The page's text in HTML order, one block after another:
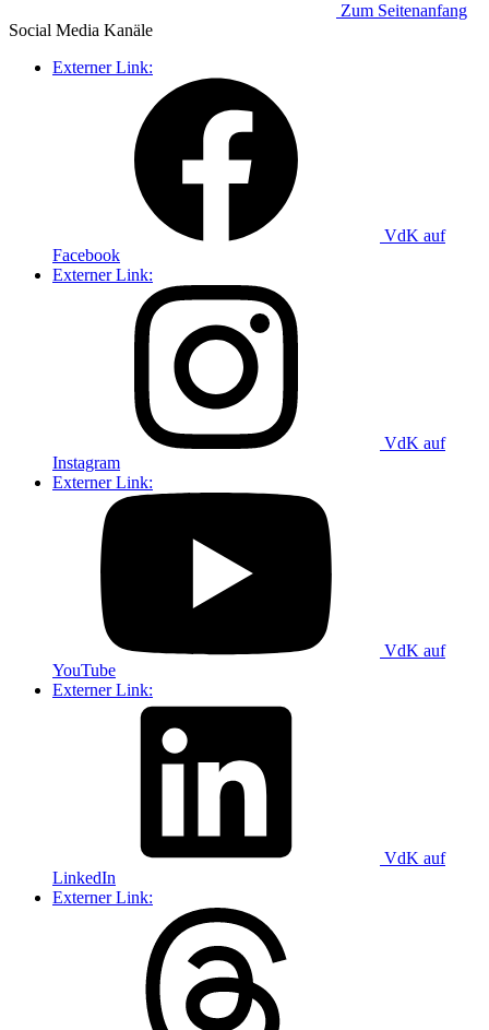
Zum Seitenanfang
Social Media Kanäle
Externer Link:
VdK auf
Facebook
Externer Link:
VdK auf
Instagram
Externer Link:
VdK auf
YouTube
Externer Link:
VdK auf
LinkedIn
Externer Link: